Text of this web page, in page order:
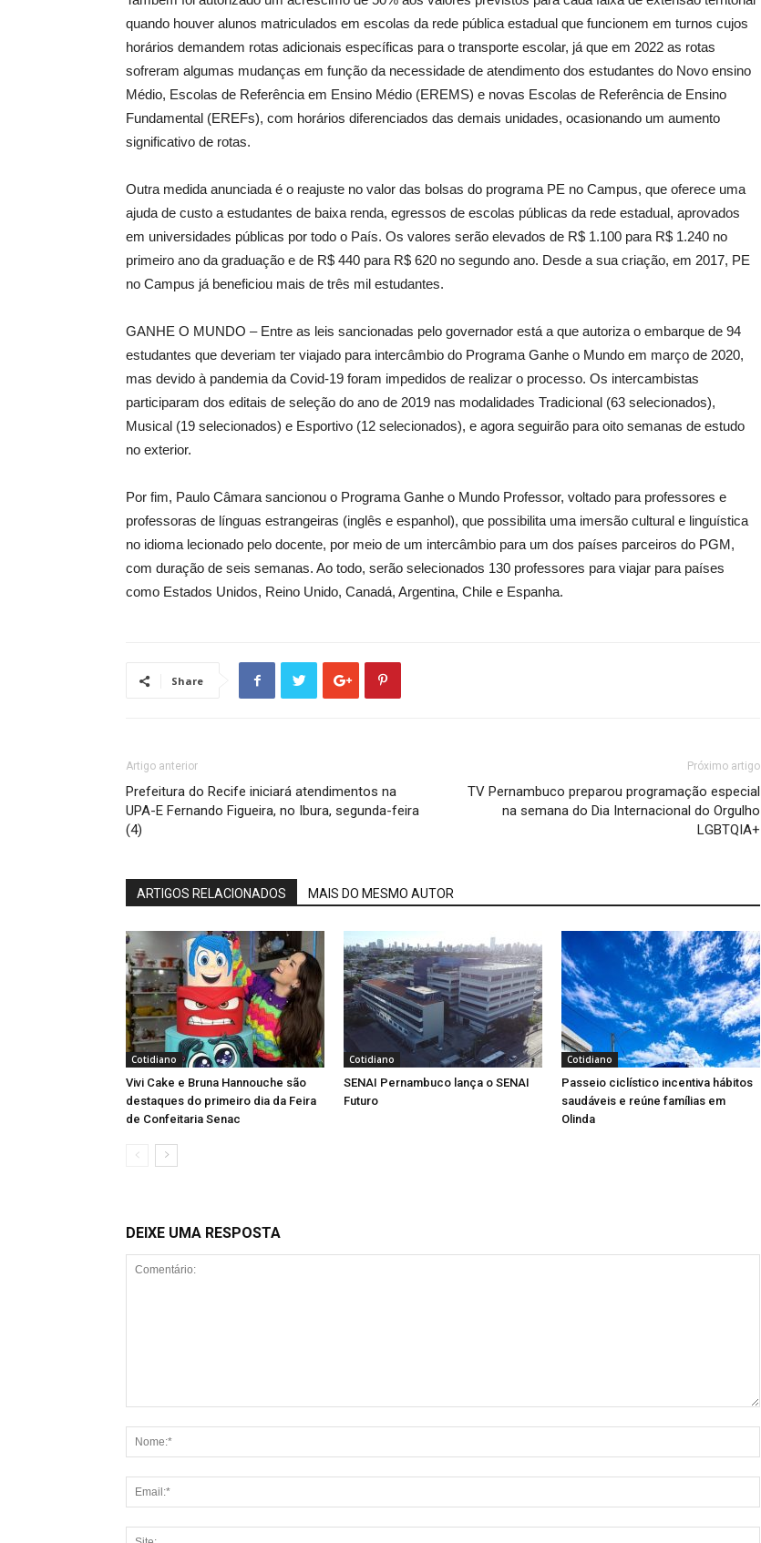
quando houver alunos matriculados em escolas da rede pública estadual que funcionem em turnos cujos
horários demandem rotas adicionais específicas para o transporte escolar, já que em 2022 as rotas
sofreram algumas mudanças em função da necessidade de atendimento dos estudantes do Novo ensino
Médio, Escolas de Referência em Ensino Médio (EREMS) e novas Escolas de Referência de Ensino
Fundamental (EREFs), com horários diferenciados das demais unidades, ocasionando um aumento
significativo de rotas.
Outra medida anunciada é o reajuste no valor das bolsas do programa PE no Campus, que oferece uma
ajuda de custo a estudantes de baixa renda, egressos de escolas públicas da rede estadual, aprovados
em universidades públicas por todo o País. Os valores serão elevados de R$ 1.100 para R$ 1.240 no
primeiro ano da graduação e de R$ 440 para R$ 620 no segundo ano. Desde a sua criação, em 2017, PE
no Campus já beneficiou mais de três mil estudantes.
GANHE O MUNDO – Entre as leis sancionadas pelo governador está a que autoriza o embarque de 94
estudantes que deveriam ter viajado para intercâmbio do Programa Ganhe o Mundo em março de 2020,
mas devido à pandemia da Covid-19 foram impedidos de realizar o processo. Os intercambistas
participaram dos editais de seleção do ano de 2019 nas modalidades Tradicional (63 selecionados),
Musical (19 selecionados) e Esportivo (12 selecionados), e agora seguirão para oito semanas de estudo
no exterior.
Por fim, Paulo Câmara sancionou o Programa Ganhe o Mundo Professor, voltado para professores e
professoras de línguas estrangeiras (inglês e espanhol), que possibilita uma imersão cultural e linguística
no idioma lecionado pelo docente, por meio de um intercâmbio para um dos países parceiros do PGM,
com duração de seis semanas. Ao todo, serão selecionados 130 professores para viajar para países
como Estados Unidos, Reino Unido, Canadá, Argentina, Chile e Espanha.
Share
Artigo anterior
Prefeitura do Recife iniciará atendimentos na
UPA-E Fernando Figueira, no Ibura, segunda-feira
(4)
Próximo artigo
TV Pernambuco preparou programação especial
na semana do Dia Internacional do Orgulho
LGBTQIA+
ARTIGOS RELACIONADOS MAIS DO MESMO AUTOR
Cotidiano
Vivi Cake e Bruna Hannouche são
destaques do primeiro dia da Feira
de Confeitaria Senac
Cotidiano
SENAI Pernambuco lança o SENAI
Futuro
Cotidiano
Passeio ciclístico incentiva hábitos
saudáveis e reúne famílias em
Olinda
DEIXE UMA RESPOSTA